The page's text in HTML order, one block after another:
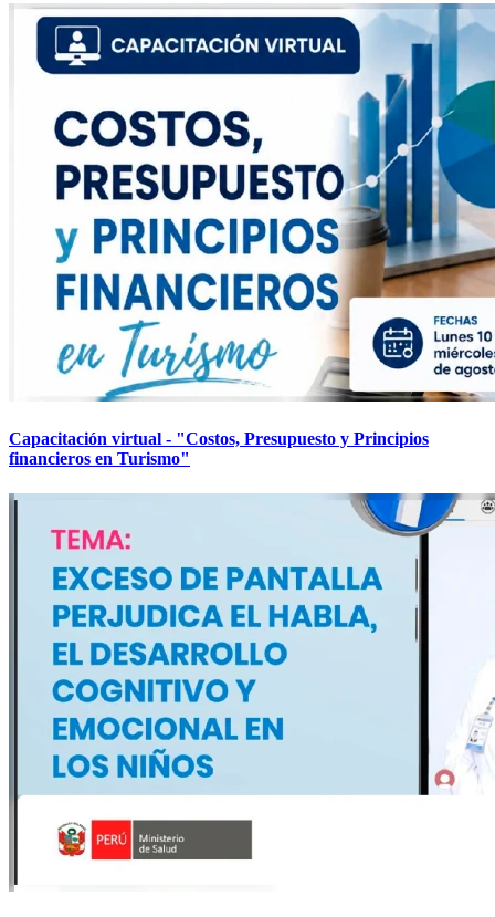
Capacitación virtual - "Costos, Presupuesto y Principios
financieros en Turismo"